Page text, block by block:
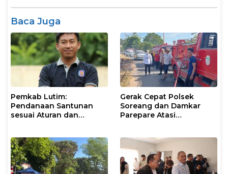
Baca Juga
Pemkab Lutim:
Pendanaan Santunan
sesuai Aturan dan
Gerak Cepat Polsek
Soreang dan Damkar
Parepare Atasi